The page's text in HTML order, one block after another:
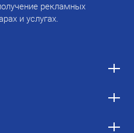
рекламных
и услугах.